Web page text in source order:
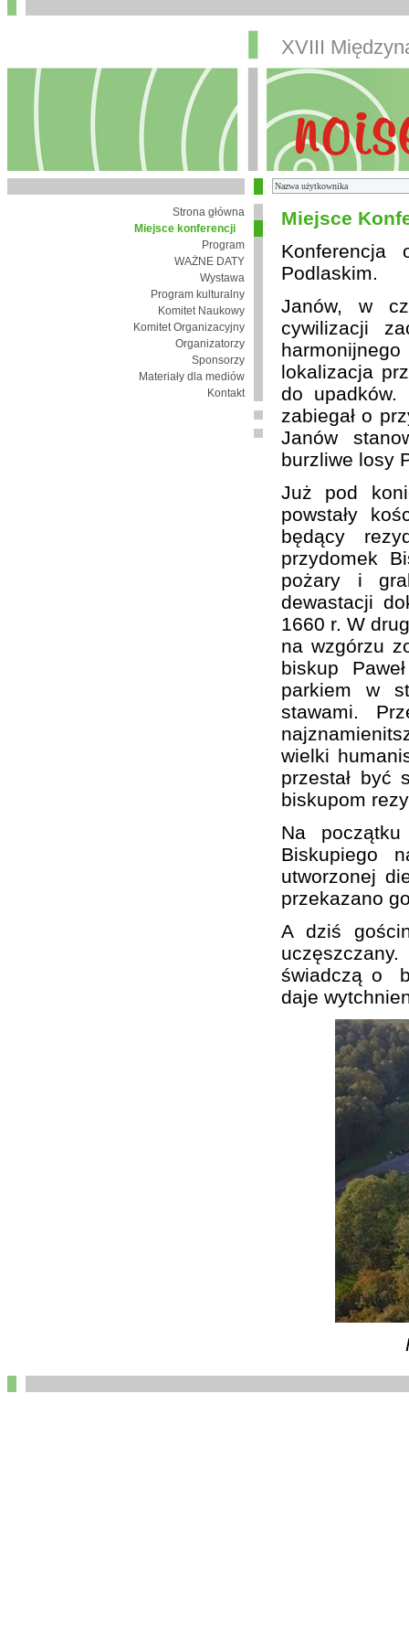
XVIII
Strona główna
Miejsce konferencji
Program
WAŻNE DATY
Wystawa
Program kulturalny
Komitet Naukowy
Komitet Organizacyjny
Organizatorzy
Sponsorzy
Materiały dla mediów
Kontakt
Miejsce
Podlaskim.
Janów, w
cywilizacji
lokalizacja
do upadków.
zabiegał o
Janów
burzliwe losy
Już pod
powstały
będący
przydomek
pożary i
dewastacji
1660 r. W
na wzgórzu
biskup
parkiem w
stawami.
wielki
przestał być
biskupom
Na
Biskupiego
utworzonej
przekazano
A dziś
świadczą o
daje